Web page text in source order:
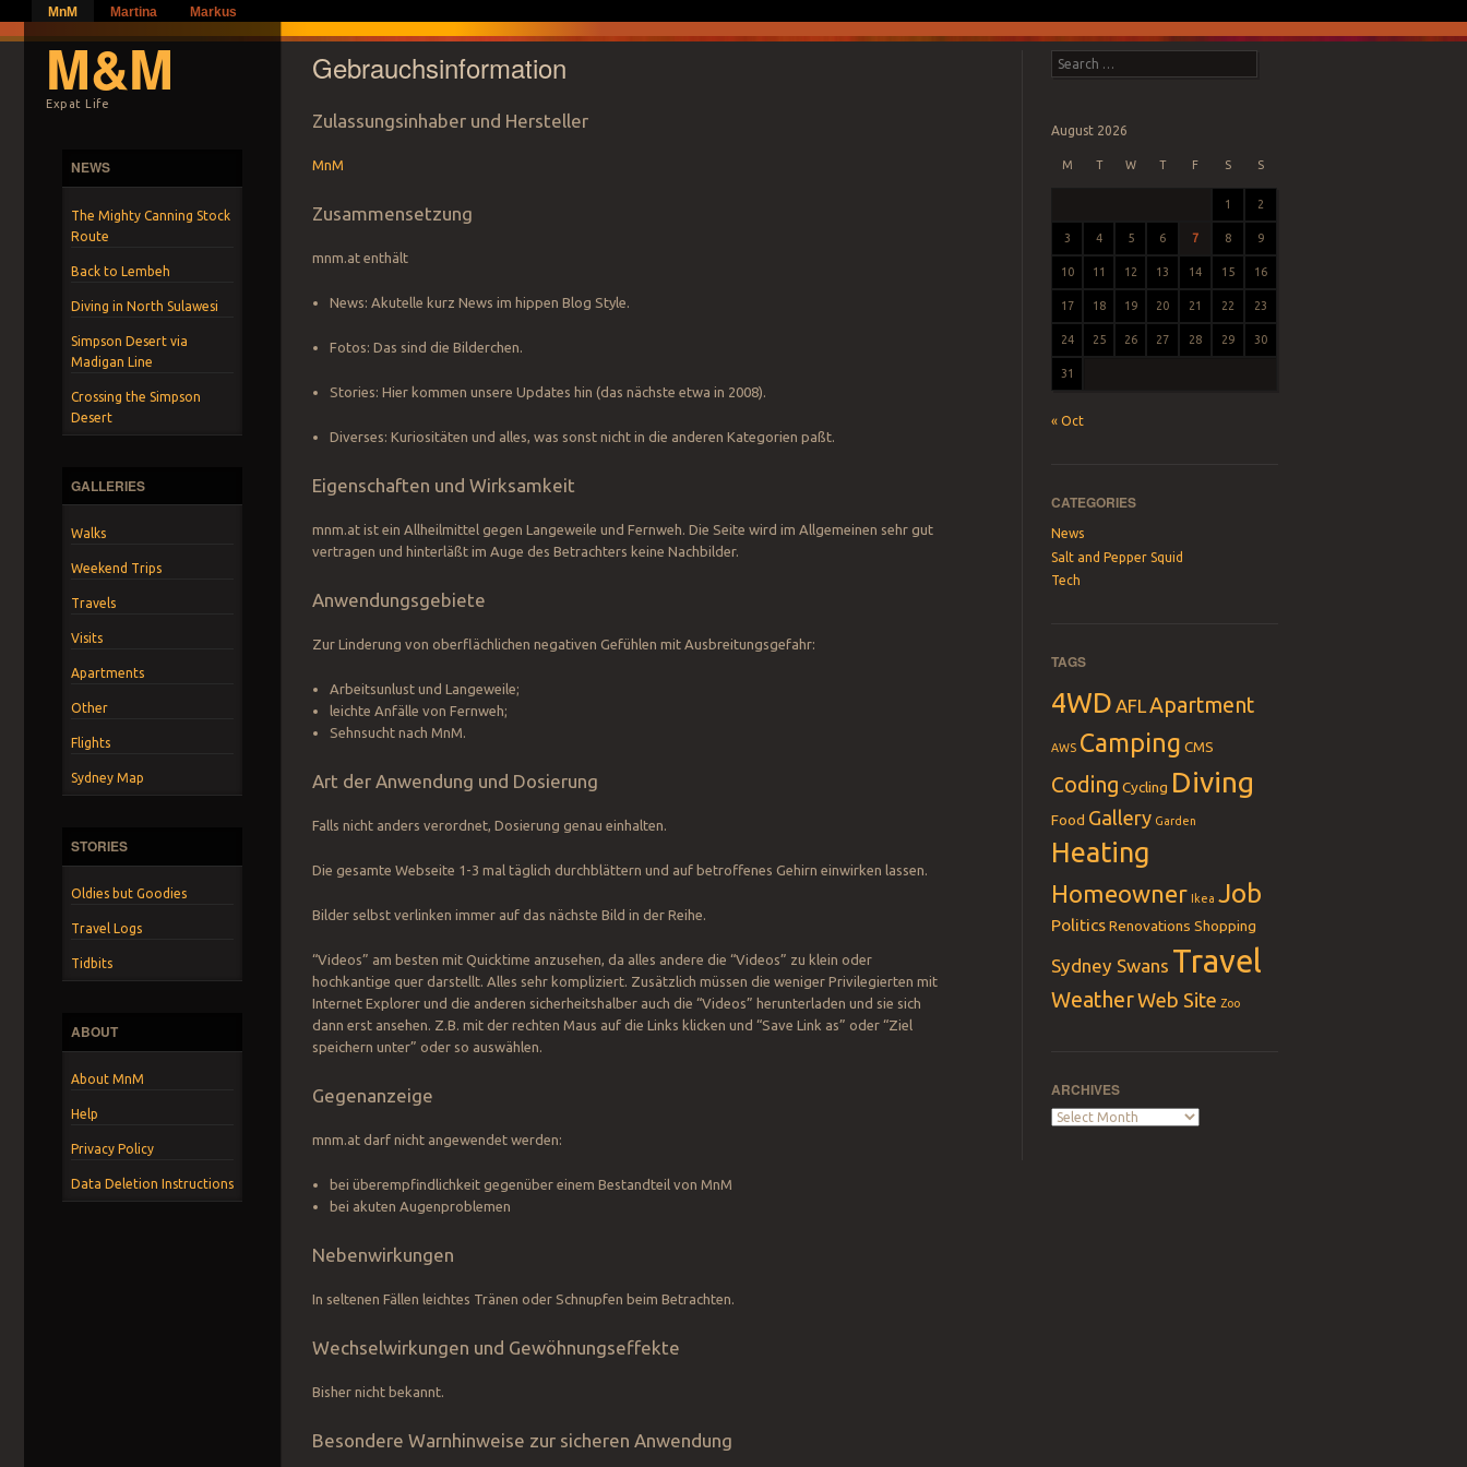
MnM Martina Markus
M&M
Expat Life
NEWS
The Mighty Canning Stock
Route
Back to Lembeh
Diving in North Sulawesi
Simpson Desert via
Madigan Line
Crossing the Simpson
Desert
GALLERIES
Walks
Weekend Trips
Travels
Visits
Apartments
Other
Flights
Sydney Map
STORIES
Oldies but Goodies
Travel Logs
Tidbits
ABOUT
About MnM
Help
Privacy Policy
Data Deletion Instructions
Gebrauchsinformation
Zulassungsinhaber und Hersteller
MnM
Zusammensetzung
mnm.at enthält
News: Akutelle kurz News im hippen Blog Style.
Fotos: Das sind die Bilderchen.
Stories: Hier kommen unsere Updates hin (das nächste etwa in 2008).
Diverses: Kuriositäten und alles, was sonst nicht in die anderen Kategorien paßt.
Eigenschaften und Wirksamkeit
mnm.at ist ein Allheilmittel gegen Langeweile und Fernweh. Die Seite wird im Allgemeinen sehr gut
vertragen und hinterläßt im Auge des Betrachters keine Nachbilder.
Anwendungsgebiete
Zur Linderung von oberflächlichen negativen Gefühlen mit Ausbreitungsgefahr:
Arbeitsunlust und Langeweile;
leichte Anfälle von Fernweh;
Sehnsucht nach MnM.
Art der Anwendung und Dosierung
Falls nicht anders verordnet, Dosierung genau einhalten.
Die gesamte Webseite 1-3 mal täglich durchblättern und auf betroffenes Gehirn einwirken lassen.
Bilder selbst verlinken immer auf das nächste Bild in der Reihe.
“Videos” am besten mit Quicktime anzusehen, da alles andere die “Videos” zu klein oder
hochkantige quer darstellt. Alles sehr kompliziert. Zusätzlich müssen die weniger Privilegierten mit
Internet Explorer und die anderen sicherheitshalber auch die “Videos” herunterladen und sie sich
dann erst ansehen. Z.B. mit der rechten Maus auf die Links klicken und “Save Link as” oder “Ziel
speichern unter” oder so auswählen.
Gegenanzeige
mnm.at darf nicht angewendet werden:
bei überempfindlichkeit gegenüber einem Bestandteil von MnM
bei akuten Augenproblemen
Nebenwirkungen
In seltenen Fällen leichtes Tränen oder Schnupfen beim Betrachten.
Wechselwirkungen und Gewöhnungseffekte
Bisher nicht bekannt.
Besondere Warnhinweise zur sicheren Anwendung
Search
August 2026
M T W T F S S
1 2
3 4 5 6 7 8 9
10 11 12 13 14 15 16
17 18 19 20 21 22 23
24 25 26 27 28 29 30
31
« Oct
CATEGORIES
News
Salt and Pepper Squid
Tech
TAGS
4WD AFL Apartment
AWS Camping CMS
Coding Cycling Diving
Food Gallery Garden
Heating
Homeowner Ikea Job
Politics Renovations Shopping
Sydney Swans Travel
WeatherWeb Site Zoo
ARCHIVES
Archives